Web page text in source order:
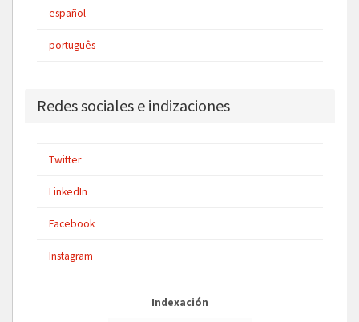
español
português
Redes sociales e indizaciones
Twitter
LinkedIn
Facebook
Instagram
Indexación